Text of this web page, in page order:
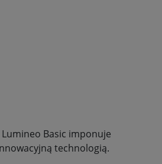
Basic imponuje
technologią.